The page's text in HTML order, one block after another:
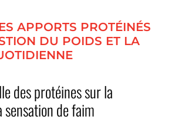
APPORTS PROTÉINÉS
DU POIDS ET LA
des protéines sur la
de faim